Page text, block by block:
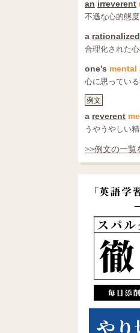
an irreverent
不遜な心的態度
a rationalized
合理化された心
one's mental
心に思っている
例文
a reverent
うやうやしい
>>例文の一覧